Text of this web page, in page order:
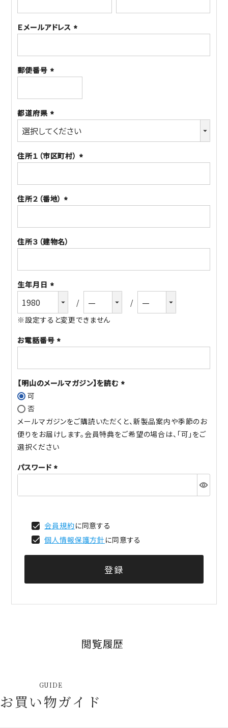
須)
Ｅメールアドレス
須)
郵便番号
須)
都道府県
(必
須)
住所１（市区町村）
須)
住所２（番地）
須)
住所３（建物名）
生年月日
須)
※設定すると変更できません
お電話番号
須)
【明山のメールマガジン】を読む
可
否
メールマガジンをご購読いただくと、新製品案内や季節のお
便りをお届けします。会員特典をご希望の場合は、「可」をご
選択ください
パスワード
須)
会員規約に同意する
個人情報保護方針 に同意する
登録
閲覧履歴
GUIDE
お買い物ガイド